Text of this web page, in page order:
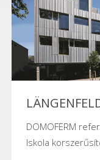
DOMOFERM
Iskola